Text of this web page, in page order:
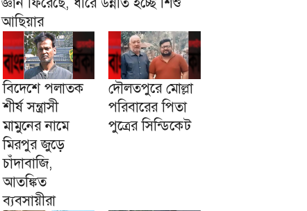
আছিয়ার
বিদেশে পলাতক
শীর্ষ সন্ত্রাসী
মামুনের নামে
মিরপুর জুড়ে
চাঁদাবাজি,
আতঙ্কিত
ব্যবসায়ীরা
দৌলতপুরে মোল্লা
পরিবারের পিতা
পুত্রের সিন্ডিকেট